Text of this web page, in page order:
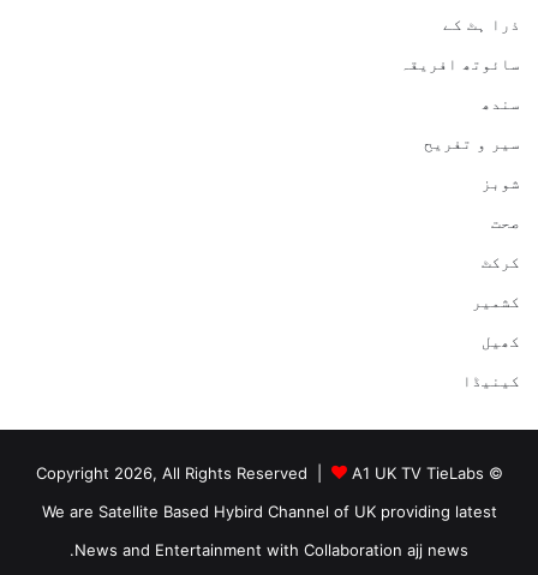
ذرا ہٹ کے
سائوتھ افریقہ
سندھ
سیر و تفریح
شوبز
صحت
کرکٹ
کشمیر
کھیل
کینیڈا
© Copyright 2026, All Rights Reserved |
A1 UK TV TieLabs
We are Satellite Based Hybird Channel of UK providing latest
News and Entertainment with Collaboration ajj news.